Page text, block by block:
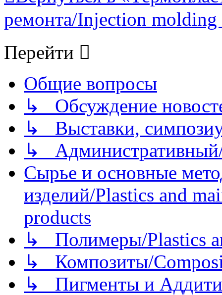
ремонта/Injection molding
Перейти
Общие вопросы
↳ Обсуждение
↳ Выставки,
↳
Сырье и основные
изделий/Plastics and
products
↳ Полимеры/Plastics
↳ Композиты/
↳ Пигменты и